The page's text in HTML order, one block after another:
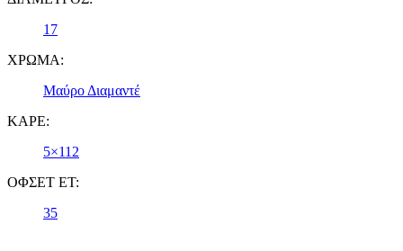
17
ΧΡΩΜΑ:
Μαύρο Διαμαντέ
ΚΑΡΕ:
5×112
ΟΦΣΕΤ ET:
35